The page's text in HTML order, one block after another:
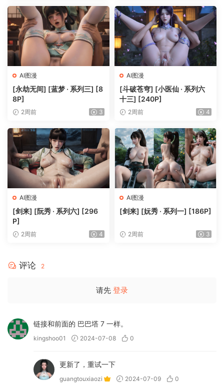
AI图漫
[永劫无间] [蓝梦 · 系列三] [8
8P]
2周前 3
AI图漫
[斗破苍穹] [小医仙 · 系列六
十三] [240P]
2周前 4
AI图漫
[剑来] [阮秀 · 系列六] [296
P]
2周前 4
AI图漫
[剑来] [妧秀 · 系列一] [186P]
2周前 3
评论 2
请先 登录
链接和前面的 巴巴塔 7 一样。
kingshoo01 2024-07-08 0
更新了，重试一下
guangtouxiaozi 2024-07-09 0